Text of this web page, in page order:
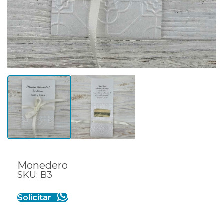
Monedero
SKU: B3
Solicitar